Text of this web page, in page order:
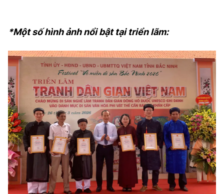
*Một số hình ảnh nổi bật tại triển lãm: